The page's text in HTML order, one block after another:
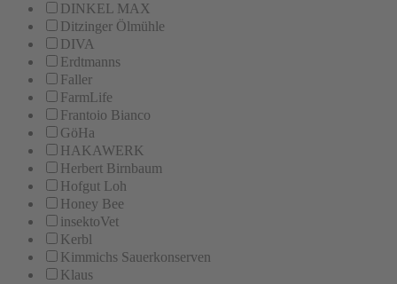
DINKEL MAX
Ditzinger Ölmühle
DIVA
Erdtmanns
Faller
FarmLife
Frantoio Bianco
GöHa
HAKAWERK
Herbert Birnbaum
Hofgut Loh
Honey Bee
insektoVet
Kerbl
Kimmichs Sauerkonserven
Klaus